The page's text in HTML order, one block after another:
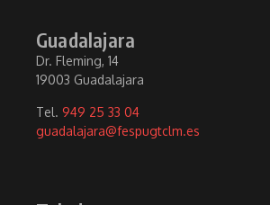
Guadalajara
Dr. Fleming, 14
19003 Guadalajara
Tel. 949 25 33 04
guadalajara@fespugtclm.es